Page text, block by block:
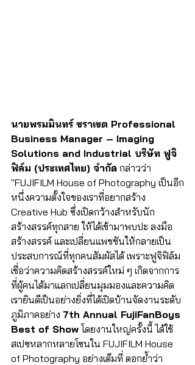
นายพรมมินทร์ ชราเขต Professional
Business Manager – Imaging
Solutions and Industrial บริษัท ฟูจิ
ฟิล์ม (ประเทศไทย) จำกัด กล่าวว่า
"FUJIFILM House of Photography เป็นอีก
หนึ่งความตั้งใจของเราที่อยากสร้าง
Creative Hub ซึ่งเปิดกว้างสำหรับนัก
สร้างสรรค์ทุกสาย ให้ได้เข้ามาพบปะ ลงมือ
สร้างสรรค์ และเปลี่ยนแพชชันให้กลายเป็น
ประสบการณ์ที่ทุกคนสัมผัสได้ เพราะฟูจิฟิล์ม
เชื่อว่าความคิดสร้างสรรค์ใหม่ ๆ เกิดจากการ
ที่ผู้คนได้มาแลกเปลี่ยนมุมมองและความคิด
เรายินดีเป็นอย่างยิ่งที่ได้เปิดบ้านจัดงานระดับ
ภูมิภาคอย่าง 7th Annual FujiFanBoys
Best of Show โดยงานใหญ่ครั้งนี้ ได้ใช้
สเปซหลากหลายโซนใน FUJIFILM House
of Photography อย่างเต็มที่ ตอกย้ำว่า